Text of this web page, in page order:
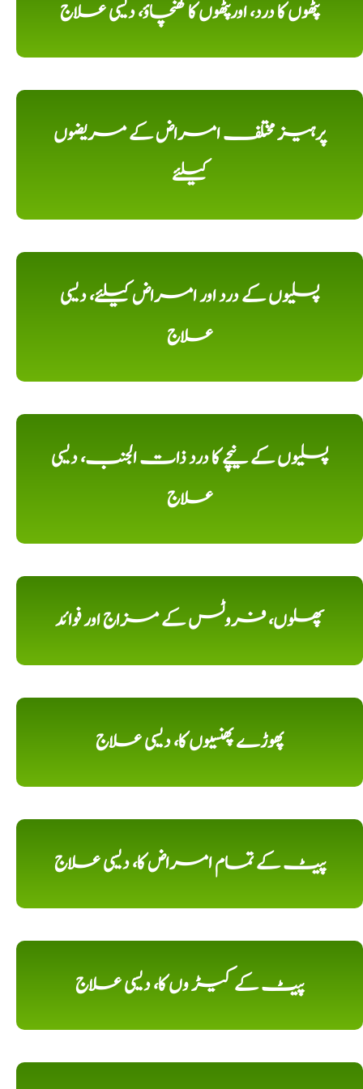
پٹھوں کا درد، اورپٹھوں کا کھنچاؤ، دیسی علاج
پرہیز مختلف امراض کے مریضوں
کیلئے
پسلیوں کے درد اور امراض کیلئے، دیسی
علاج
پسلیوں کے نیچے کا درد ذات الجنب، دیسی
علاج
پھلوں، فروٹس کے مزاج اور فوائد
پھوڑے پھنسیوں کا، دیسی علاج
پیٹ کے تمام امراض کا، دیسی علاج
پیٹ کے کیڑ وں کا، دیسی علاج